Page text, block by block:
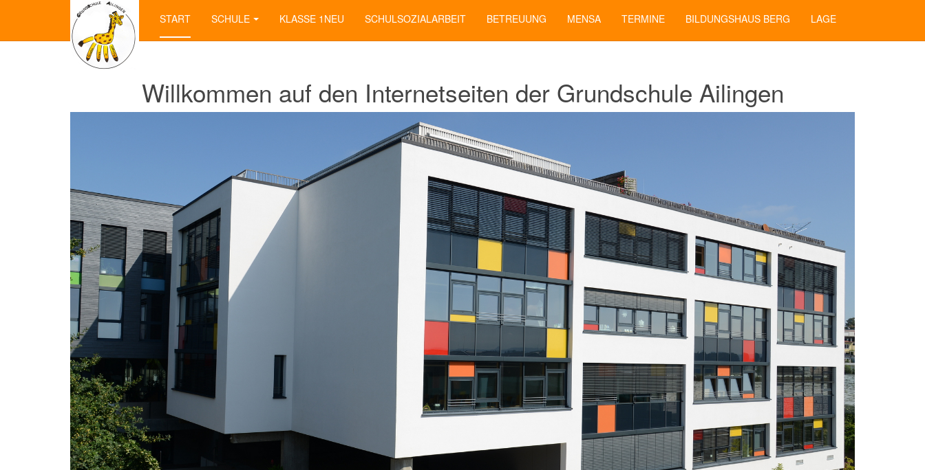
START SCHULE KLASSE 1NEU SCHULSOZIALARBEIT BETREUUNG MENSA TERMINE BILDUNGSHAUS BERG LAGE
Willkommen auf den Internetseiten der Grundschule Ailingen